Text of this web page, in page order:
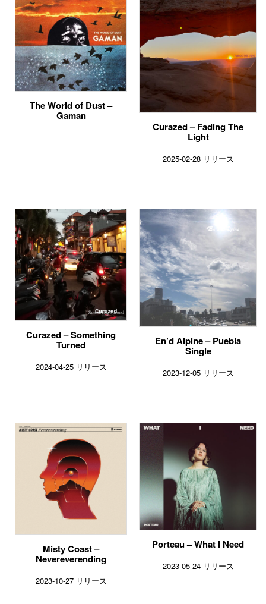
The World of Dust –
Gaman
Curazed – Fading The
Light
2025-02-28 リリース
Curazed – Something
Turned
2024-04-25 リリース
En’d Alpine – Puebla
Single
2023-12-05 リリース
Misty Coast –
Nevereverending
2023-10-27 リリース
Porteau – What I Need
2023-05-24 リリース